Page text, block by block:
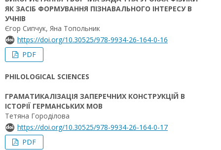
ЯК ЗАСІБ ФОРМУВАННЯ ПІЗНАВАЛЬНОГО ІНТЕРЕСУ В
УЧНІВ
Єгор Сипчук, Яна Топольник
https://doi.org/10.30525/978-9934-26-164-0-16
PDF
PHILOLOGICAL SCIENCES
ГРАМАТИКАЛІЗАЦІЯ ЗАПЕРЕЧНИХ КОНСТРУКЦІЙ В
ІСТОРІЇ ГЕРМАНСЬКИХ МОВ
Тетяна Городілова
https://doi.org/10.30525/978-9934-26-164-0-17
PDF